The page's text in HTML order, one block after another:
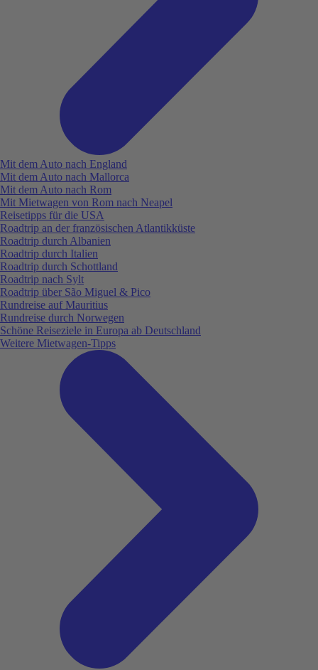
Mit dem Auto nach England
Mit dem Auto nach Mallorca
Mit dem Auto nach Rom
Mit Mietwagen von Rom nach Neapel
Reisetipps für die USA
Roadtrip an der französischen Atlantikküste
Roadtrip durch Albanien
Roadtrip durch Italien
Roadtrip durch Schottland
Roadtrip nach Sylt
Roadtrip über São Miguel & Pico
Rundreise auf Mauritius
Rundreise durch Norwegen
Schöne Reiseziele in Europa ab Deutschland
Weitere Mietwagen-Tipps